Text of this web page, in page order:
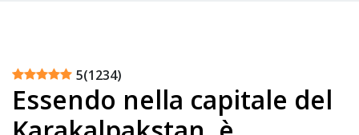
5(1234)
Essendo nella capitale del